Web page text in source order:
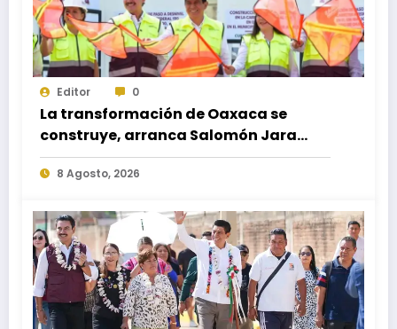
Editor 0
La transformación de Oaxaca se
construye, arranca Salomón Jara
obra del paso a desnivel en la
carretera federal 190 kilómetro 184 +
8 Agosto, 2026